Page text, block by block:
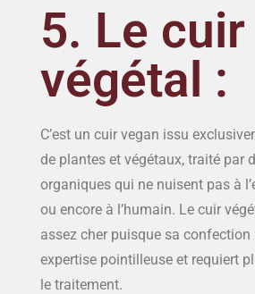
5. Le cuir
végétal :
C’est un cuir vegan issu
de plantes et végétaux, traité par
organiques qui ne nuisent pas à
ou encore à l’humain. Le cuir
assez cher puisque sa confection
expertise pointilleuse et requiert
le traitement.